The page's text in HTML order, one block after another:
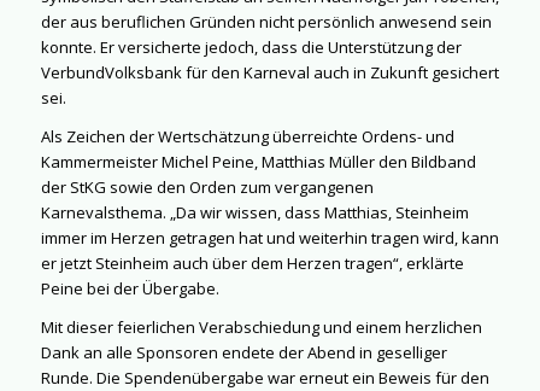
der aus beruflichen Gründen nicht persönlich anwesend sein
konnte. Er versicherte jedoch, dass die Unterstützung der
VerbundVolksbank für den Karneval auch in Zukunft gesichert
sei.
Als Zeichen der Wertschätzung überreichte Ordens- und
Kammermeister Michel Peine, Matthias Müller den Bildband
der StKG sowie den Orden zum vergangenen
Karnevalsthema. „Da wir wissen, dass Matthias, Steinheim
immer im Herzen getragen hat und weiterhin tragen wird, kann
er jetzt Steinheim auch über dem Herzen tragen“, erklärte
Peine bei der Übergabe.
Mit dieser feierlichen Verabschiedung und einem herzlichen
Dank an alle Sponsoren endete der Abend in geselliger
Runde. Die Spendenübergabe war erneut ein Beweis für den